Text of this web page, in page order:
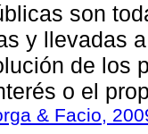
son
y llevadas
de los
o el
& Facio,